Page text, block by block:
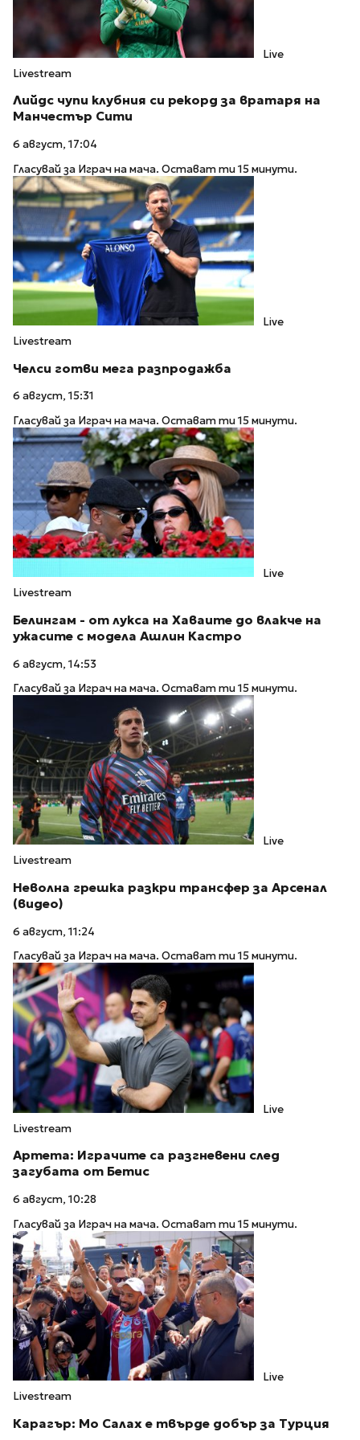
Live
Livestream
Лийдс чупи клубния си рекорд за вратаря на
Манчестър Сити
6 август, 17:04
Гласувай за Играч на мача. Остават ти 15 минути.
Live
Livestream
Челси готви мега разпродажба
6 август, 15:31
Гласувай за Играч на мача. Остават ти 15 минути.
Live
Livestream
Белингам - от лукса на Хаваите до влакче на
ужасите с модела Ашлин Кастро
6 август, 14:53
Гласувай за Играч на мача. Остават ти 15 минути.
Live
Livestream
Неволна грешка разкри трансфер за Арсенал
(видео)
6 август, 11:24
Гласувай за Играч на мача. Остават ти 15 минути.
Live
Livestream
Артета: Играчите са разгневени след
загубата от Бетис
6 август, 10:28
Гласувай за Играч на мача. Остават ти 15 минути.
Live
Livestream
Карагър: Мо Салах е твърде добър за Турция